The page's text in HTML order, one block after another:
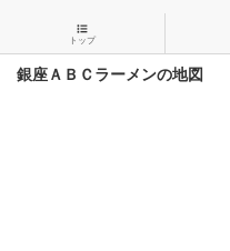
トップ
銀座ＡＢＣラーメンの地図